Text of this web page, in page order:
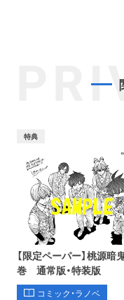
特典
【限定ペーパー】桃源
巻 通常版・特装版
コミック・ラノベ